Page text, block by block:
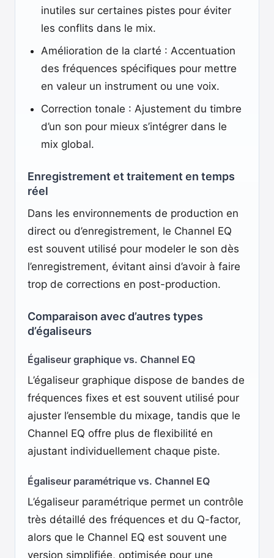
inutiles sur certaines pistes pour éviter
les conflits dans le mix.
Amélioration de la clarté : Accentuation
des fréquences spécifiques pour mettre
en valeur un instrument ou une voix.
Correction tonale : Ajustement du timbre
d’un son pour mieux s’intégrer dans le
mix global.
Enregistrement et traitement en temps
réel
Dans les environnements de production en
direct ou d’enregistrement, le Channel EQ
est souvent utilisé pour modeler le son dès
l’enregistrement, évitant ainsi d’avoir à faire
trop de corrections en post-production.
Comparaison avec d’autres types
d’égaliseurs
Égaliseur graphique vs. Channel EQ
L’égaliseur graphique dispose de bandes de
fréquences fixes et est souvent utilisé pour
ajuster l’ensemble du mixage, tandis que le
Channel EQ offre plus de flexibilité en
ajustant individuellement chaque piste.
Égaliseur paramétrique vs. Channel EQ
L’égaliseur paramétrique permet un contrôle
très détaillé des fréquences et du Q-factor,
alors que le Channel EQ est souvent une
version simplifiée, optimisée pour une